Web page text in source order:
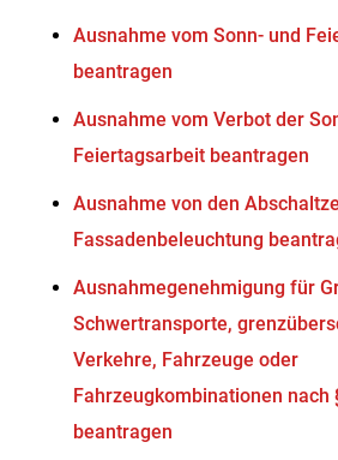
Ausnahme vom Sonn- und
beantragen
Ausnahme vom Verbot der
Feiertagsarbeit beantragen
Ausnahme von den
Fassadenbeleuchtung
Ausnahmegenehmigung für
Schwertransporte,
Verkehre, Fahrzeuge oder
Fahrzeugkombinationen nach
beantragen